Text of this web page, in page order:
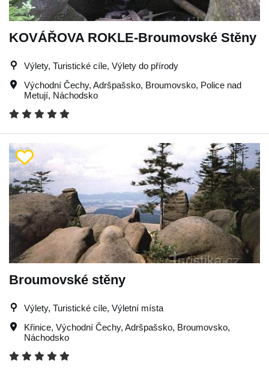
KOVÁŘOVA ROKLE-Broumovské Stěny
Výlety, Turistické cíle, Výlety do přírody
Východní Čechy, Adršpašsko, Broumovsko, Police nad
Metují, Náchodsko
Broumovské stěny
Výlety, Turistické cíle, Výletní místa
Křinice, Východní Čechy, Adršpašsko, Broumovsko,
Náchodsko